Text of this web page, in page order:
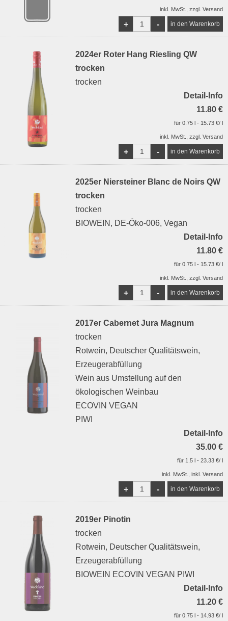
inkl. MwSt., zzgl. Versand
-
+
2024er Roter Hang Riesling QW
trocken
trocken
Detail-Info
11.80 €
für 0.75 l - 15.73 €/ l
inkl. MwSt., zzgl. Versand
-
+
2025er Niersteiner Blanc de Noirs QW
trocken
trocken
BIOWEIN, DE-Öko-006, Vegan
Detail-Info
11.80 €
für 0.75 l - 15.73 €/ l
inkl. MwSt., zzgl. Versand
-
+
2017er Cabernet Jura Magnum
trocken
Rotwein, Deutscher Qualitätswein,
Erzeugerabfüllung
Wein aus Umstellung auf den
ökologischen Weinbau
ECOVIN VEGAN
PIWI
Detail-Info
35.00 €
für 1.5 l - 23.33 €/ l
inkl. MwSt., inkl. Versand
-
+
2019er Pinotin
trocken
Rotwein, Deutscher Qualitätswein,
Erzeugerabfüllung
BIOWEIN ECOVIN VEGAN PIWI
Detail-Info
11.20 €
für 0.75 l - 14.93 €/ l